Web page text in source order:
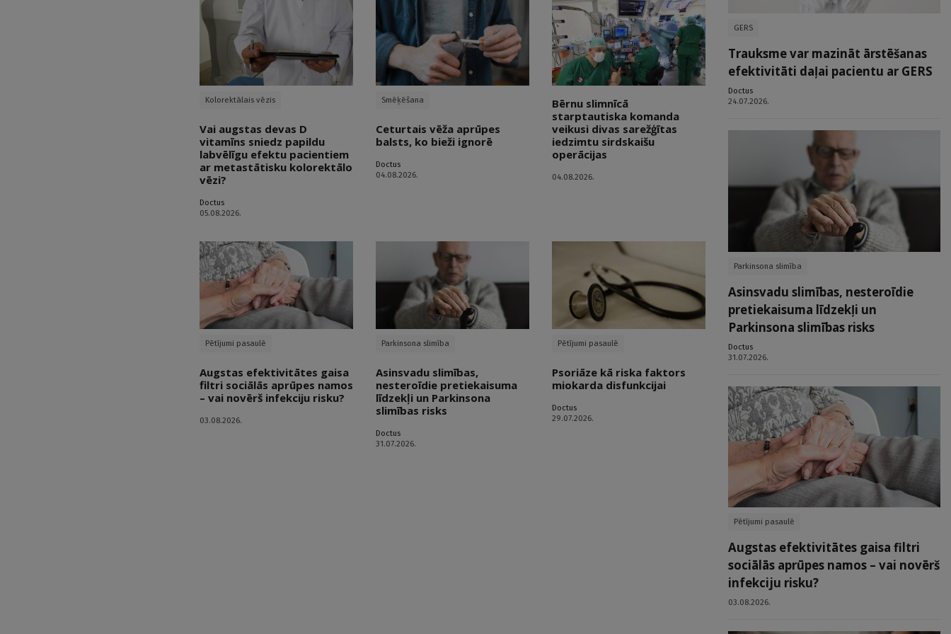
Kolorektālais vēzis
Vai augstas devas D
vitamīns sniedz papildu
labvēlīgu efektu pacientiem
ar metastātisku kolorektālo
vēzi?
Doctus
05.08.2026.
Smēķēšana
Ceturtais vēža aprūpes
balsts, ko bieži ignorē
Doctus
04.08.2026.
Bērnu slimnīcā
starptautiska komanda
veikusi divas sarežģītas
iedzimtu sirdskaišu
operācijas
04.08.2026.
Pētījumi pasaulē
Augstas efektivitātes gaisa
filtri sociālās aprūpes namos
– vai novērš infekciju risku?
03.08.2026.
Parkinsona slimība
Asinsvadu slimības,
nesteroīdie pretiekaisuma
līdzekļi un Parkinsona
slimības risks
Doctus
31.07.2026.
Pētījumi pasaulē
Psoriāze kā riska faktors
miokarda disfunkcijai
Doctus
29.07.2026.
GERS
Trauksme var mazināt ārstēšanas
efektivitāti daļai pacientu ar GERS
Doctus
24.07.2026.
Parkinsona slimība
Asinsvadu slimības, nesteroīdie
pretiekaisuma līdzekļi un
Parkinsona slimības risks
Doctus
31.07.2026.
Pētījumi pasaulē
Augstas efektivitātes gaisa filtri
sociālās aprūpes namos – vai novērš
infekciju risku?
03.08.2026.